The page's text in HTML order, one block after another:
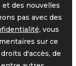
des nouvelles
pas avec des
vous
sur ce
d'accès, de